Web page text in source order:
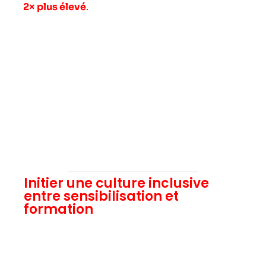
2× plus élevé.
Initier une culture inclusive
entre sensibilisation et
formation